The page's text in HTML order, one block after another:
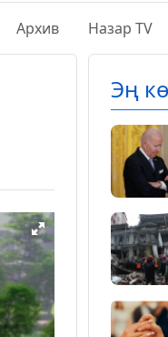
Архив Назар TV
Эң